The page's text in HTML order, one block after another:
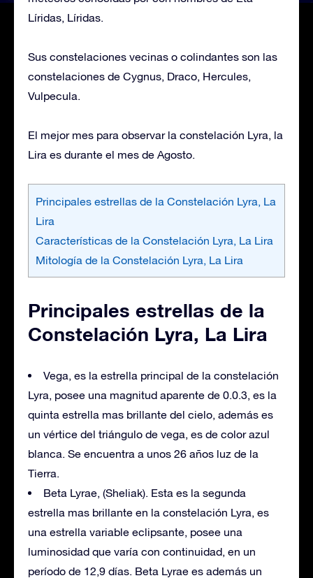
Líridas, Líridas.
Sus constelaciones vecinas o colindantes son las
constelaciones de Cygnus, Draco, Hercules,
Vulpecula.
El mejor mes para observar la constelación Lyra, la
Lira es durante el mes de Agosto.
Principales estrellas de la Constelación Lyra, La
Lira
Características de la Constelación Lyra, La Lira
Mitología de la Constelación Lyra, La Lira
Principales estrellas de la
Constelación Lyra, La Lira
Vega, es la estrella principal de la constelación
Lyra, posee una magnitud aparente de 0.0.3, es la
quinta estrella mas brillante del cielo, además es
un vértice del triángulo de vega, es de color azul
blanca. Se encuentra a unos 26 años luz de la
Tierra.
Beta Lyrae, (Sheliak). Esta es la segunda
estrella mas brillante en la constelación Lyra, es
una estrella variable eclipsante, posee una
luminosidad que varía con continuidad, en un
período de 12,9 días. Beta Lyrae es además un